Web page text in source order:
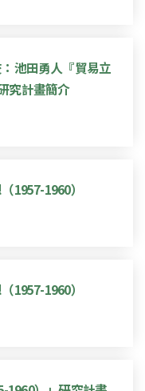
池田勇人『貿易立
究計畫簡介
1957-1960）
1957-1960）